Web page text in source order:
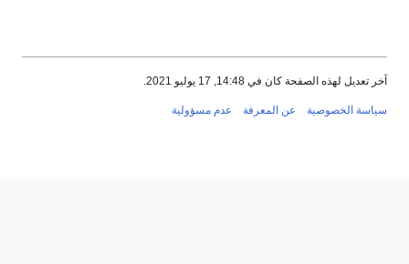
لهذه الصفحة كان في 14:48, 17 يوليو 2021.
الخصوصية عن المعرفة عدم مسؤولية